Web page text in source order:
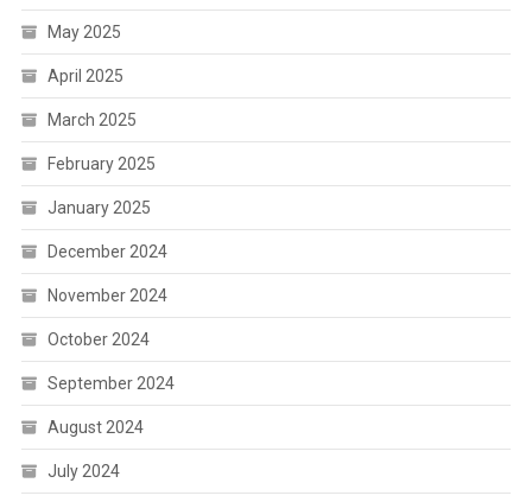
May 2025
April 2025
March 2025
February 2025
January 2025
December 2024
November 2024
October 2024
September 2024
August 2024
July 2024